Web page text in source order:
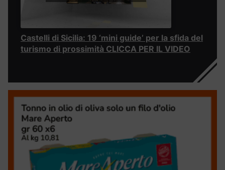
Castelli di Sicilia: 19 ‘mini guide’ per la sfida del
turismo di prossimità CLICCA PER IL VIDEO